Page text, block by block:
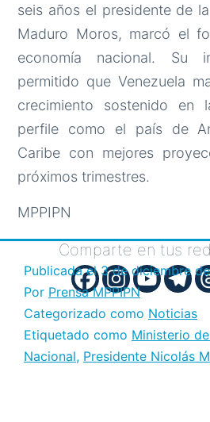
seis años el presidente de
Maduro Moros, marcó el
economía nacional. Su
permitido que Venezuela
crecimiento sostenido en
perfile como el país de
Caribe con mejores
próximos trimestres.
MPPIPN
Comparte en tus
Publicada el 3 de diciembre
Por Prensa MPPIPN
Categorizado como Noticias
Etiquetado como Ministerio
Nacional, Presidente Nicolás